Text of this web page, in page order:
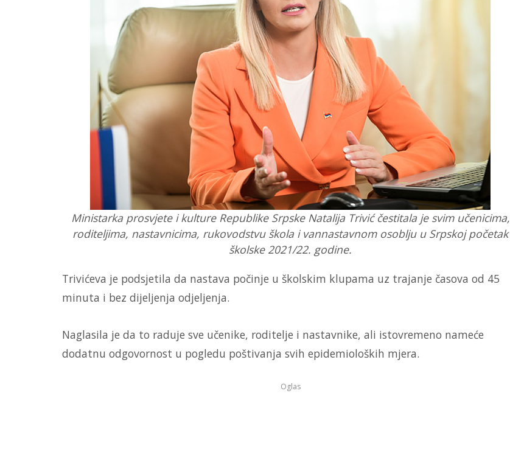
Ministarka prosvjete i kulture Republike Srpske Natalija Trivić čestitala je svim učenicima,
roditeljima, nastavnicima, rukovodstvu škola i vannastavnom osoblju u Srpskoj početak
školske 2021/22. godine.
Trivićeva je podsjetila da nastava počinje u školskim klupama uz trajanje časova od 45
minuta i bez dijeljenja odjeljenja.
Naglasila je da to raduje sve učenike, roditelje i nastavnike, ali istovremeno nameće
dodatnu odgovornost u pogledu poštivanja svih epidemioloških mjera.
Oglas